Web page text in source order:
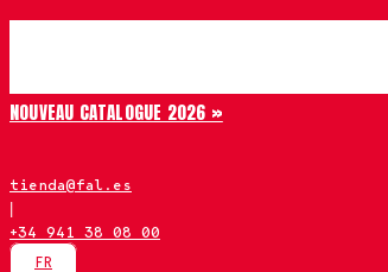
contenu
NOUVEAU CATALOGUE 2026 »
tienda@fal.es
+34 941 38 08 00
FR